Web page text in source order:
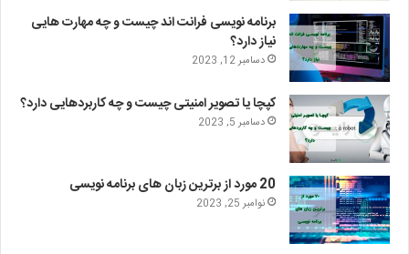
برنامه نویسی فرانت اند چیست و چه مهارت هایی
نیاز دارد؟
دسامبر 12, 2023
کپچا یا تصویر امنیتی چیست و چه کاربردهایی دارد؟
دسامبر 5, 2023
20 مورد از برترین زبان های برنامه نویسی
نوامبر 25, 2023